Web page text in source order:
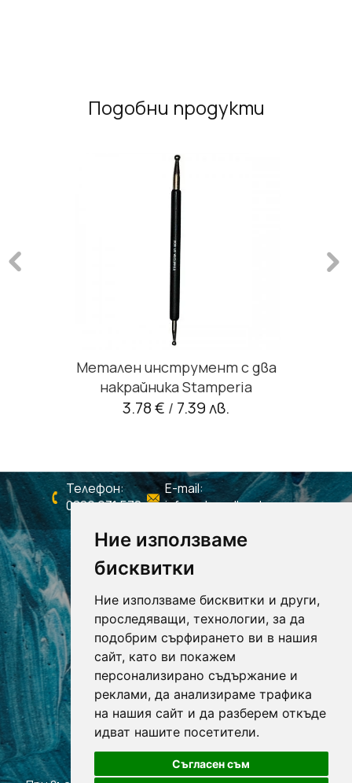
Ние използваме
бисквитки
Ние използваме бисквитки и други,
проследяващи, технологии, за да
подобрим сърфирането ви в нашия
сайт, като ви покажем
персонализирано съдържание и
реклами, да анализираме трафика
на нашия сайт и да разберем откъде
идват нашите посетители.
Съгласен съм
Подобни продукти
Метален инструмент с два
накрайника Stamperia
3.78 € / 7.39 лв.
Телефон:
0886 931 578
E-mail:
info@shagall-colors.com
РАБОТНО ВРЕМЕ
Понеделник - Петък 09:00 - 18:00